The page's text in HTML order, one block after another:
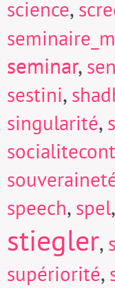
science,
seminar,
sestini,
singularité,
speech, spel,
stiegler,
supériorité,